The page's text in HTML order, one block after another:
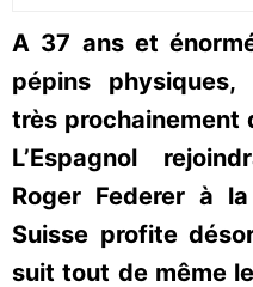
A 37 ans et
pépins physiques,
très prochainement
L’Espagnol
Roger Federer à
Suisse profite
suit tout de même